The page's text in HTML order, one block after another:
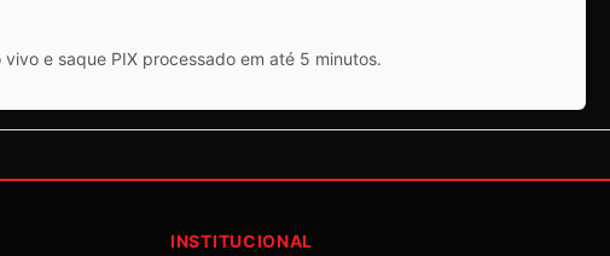
e saque PIX processado em até 5 minutos.
INSTITUCIONAL